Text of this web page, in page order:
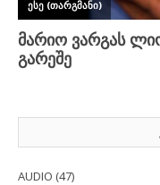
AUDIO (47)